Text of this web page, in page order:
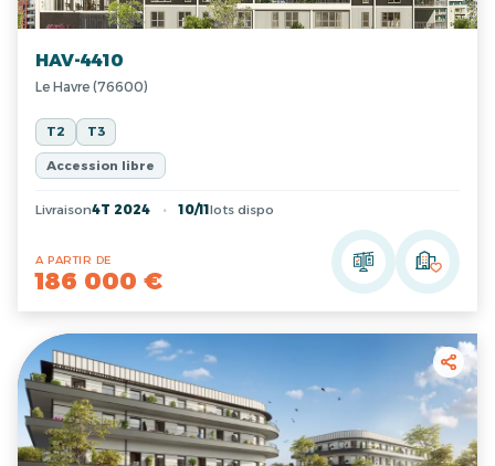
HAV-4410
Le Havre (76600)
T2 T3
Accession libre
Livraison4T 2024 10/11 lots dispo
A PARTIR DE
186 000 €